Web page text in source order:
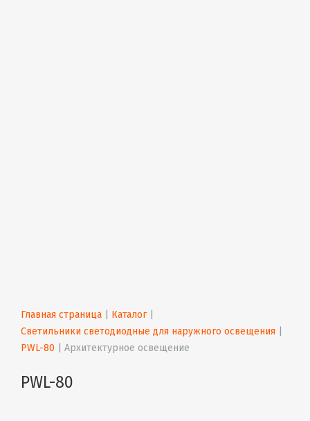
Главная страница Каталог |
Светильники светодиодные для наружного освещения
PWL-80
Архитектурное освещение
PWL-80